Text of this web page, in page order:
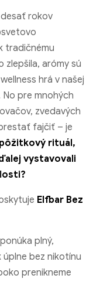
desať rokov
tradičnému
zlepšila, arómy sú
hrá v našej
pre mnohých
zvedavých
fajčiť – je
rituál,
vystavovali
Elfbar Bez
plný,
bez nikotínu
prenikneme